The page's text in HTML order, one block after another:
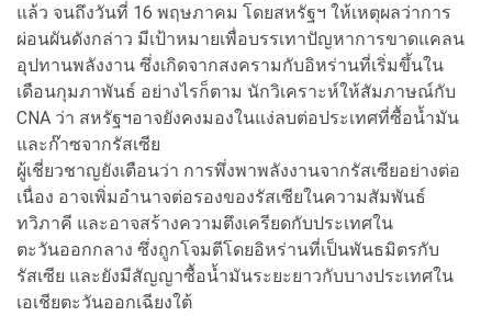
แล้ว จนถึงวันที่ 16 พฤษภาคม โดยสหรัฐฯ ให้เหตุผลว่าการ
ผ่อนผันดังกล่าว มีเป้าหมายเพื่อบรรเทาปัญหาการขาดแคลน
อุปทานพลังงาน ซึ่งเกิดจากสงครามกับอิหร่านที่เริ่มขึ้นใน
เดือนกุมภาพันธ์ อย่างไรก็ตาม นักวิเคราะห์ให้สัมภาษณ์กับ
CNA ว่า สหรัฐฯอาจยังคงมองในแง่ลบต่อประเทศที่ซื้อน้ำมัน
และก๊าซจากรัสเซีย
ผู้เชี่ยวชาญยังเตือนว่า การพึ่งพาพลังงานจากรัสเซียอย่างต่อ
เนื่อง อาจเพิ่มอำนาจต่อรองของรัสเซียในความสัมพันธ์
ทวิภาคี และอาจสร้างความตึงเครียดกับประเทศใน
ตะวันออกกลาง ซึ่งถูกโจมตีโดยอิหร่านที่เป็นพันธมิตรกับ
รัสเซีย และยังมีสัญญาซื้อน้ำมันระยะยาวกับบางประเทศใน
เอเชียตะวันออกเฉียงใต้